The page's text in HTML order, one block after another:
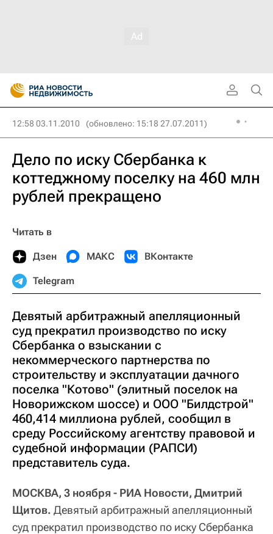
12:58 03.11.2010 (обновлено: 15:18 27.07.2011)
Дело по иску Сбербанка к
коттеджному поселку на 460 млн
рублей прекращено
Читать в
Дзен МАКС ВКонтакте
Telegram
Девятый арбитражный апелляционный
суд прекратил производство по иску
Сбербанка о взыскании с
некоммерческого партнерства по
строительству и эксплуатации дачного
поселка "Котово" (элитный поселок на
Новорижском шоссе) и ООО "Билдстрой"
460,414 миллиона рублей, сообщил в
среду Российскому агентству правовой и
судебной информации (РАПСИ)
представитель суда.
МОСКВА, 3 ноября - РИА Новости, Дмитрий
Щитов. Девятый арбитражный апелляционный
суд прекратил производство по иску Сбербанка